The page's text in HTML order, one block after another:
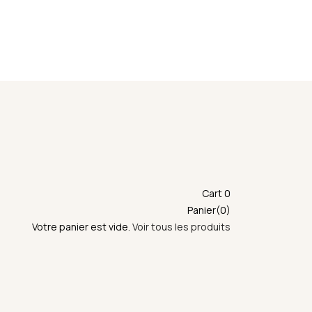
Cart0
Panier(0)
Votre panier est vide. Voir tous les produits